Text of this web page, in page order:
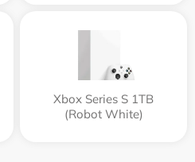
Xbox Series S 1TB
(Robot White)